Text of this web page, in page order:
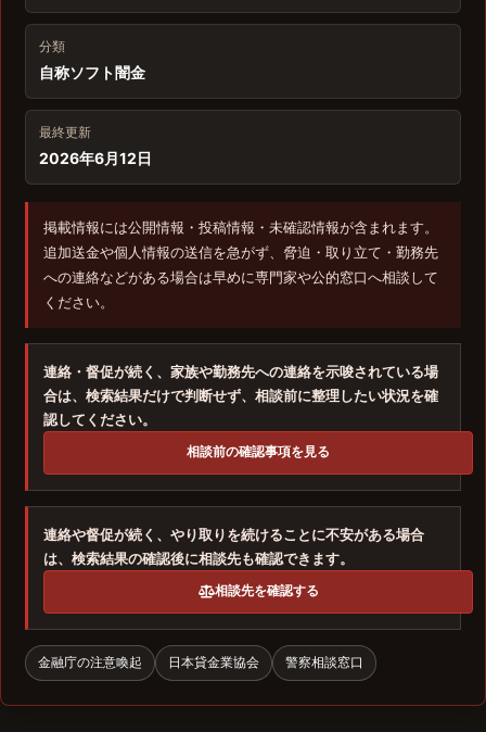
分類
自称ソフト闇金
最終更新
2026年6月12日
掲載情報には公開情報・投稿情報・未確認情報が含まれます。
追加送金や個人情報の送信を急がず、脅迫・取り立て・勤務先
への連絡などがある場合は早めに専門家や公的窓口へ相談して
ください。
連絡・督促が続く、家族や勤務先への連絡を示唆されている場
合は、検索結果だけで判断せず、相談前に整理したい状況を確
認してください。
相談前の確認事項を見る
連絡や督促が続く、やり取りを続けることに不安がある場合
は、検索結果の確認後に相談先も確認できます。
相談先を確認する
金融庁の注意喚起 日本貸金業協会 警察相談窓口